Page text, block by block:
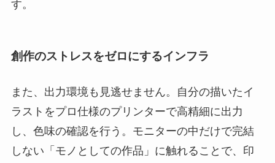
す。
創作のストレスをゼロにするインフラ
また、出力環境も見逃せません。自分の描いたイ
ラストをプロ仕様のプリンターで高精細に出力
し、色味の確認を行う。モニターの中だけで完結
しない「モノとしての作品」に触れることで、印